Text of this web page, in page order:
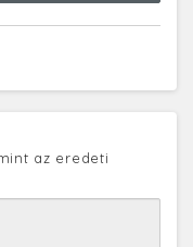
az eredeti